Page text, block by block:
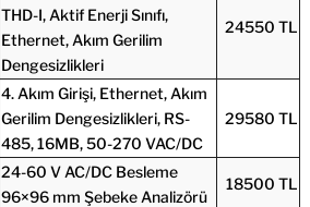
THD-I, Aktif Enerji Sınıfı,
Ethernet, Akım Gerilim
Dengesizlikleri
24550 TL
4. Akım Girişi, Ethernet, Akım
Gerilim Dengesizlikleri, RS-
485, 16MB, 50-270 VAC/DC
29580 TL
24-60 V AC/DC Besleme
96×96 mm Şebeke Analizörü
18500 TL